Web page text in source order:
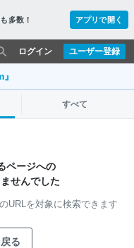
多数！ アプリで開く
ユーザー登録
ログイン
すべて
ページへの
せんでした
URLを対象に検索できます
る